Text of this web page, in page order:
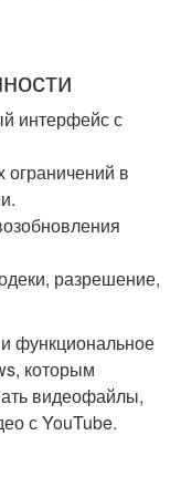
интерфейс с
ограничений в
разрешение,
функциональное
которым
видеофайлы,
с YouTube.